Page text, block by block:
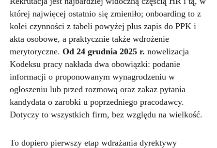
której najwięcej ostatnio się zmieniło; onboarding to z
kolei czynności z tabeli powyżej plus zapis do PPK i
akta osobowe, a praktycznie także wdrożenie
merytoryczne. Od 24 grudnia 2025 r. nowelizacja
Kodeksu pracy nakłada dwa obowiązki: podanie
informacji o proponowanym wynagrodzeniu w
ogłoszeniu lub przed rozmową oraz zakaz pytania
kandydata o zarobki u poprzedniego pracodawcy.
Dotyczy to wszystkich firm, bez względu na wielkość.
To dopiero pierwszy etap wdrażania dyrektywy